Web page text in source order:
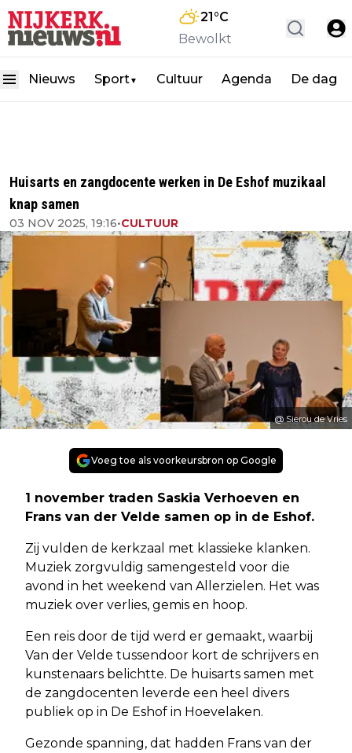
21°C
Bewolkt
Nieuws Sport▼ Cultuur Agenda De dag
Huisarts en zangdocente werken in De Eshof muzikaal
knap samen
03 NOV 2025, 19:16•CULTUUR
@ Sierou de Vries
Voeg toe als voorkeursbron op Google
1 november traden Saskia Verhoeven en
Frans van der Velde samen op in de Eshof.
Zij vulden de kerkzaal met klassieke klanken.
Muziek zorgvuldig samengesteld voor die
avond in het weekend van Allerzielen. Het was
muziek over verlies, gemis en hoop.
Een reis door de tijd werd er gemaakt, waarbij
Van der Velde tussendoor kort de schrijvers en
kunstenaars belichtte. De huisarts samen met
de zangdocenten leverde een heel divers
publiek op in De Eshof in Hoevelaken.
Gezonde spanning, dat hadden Frans van der